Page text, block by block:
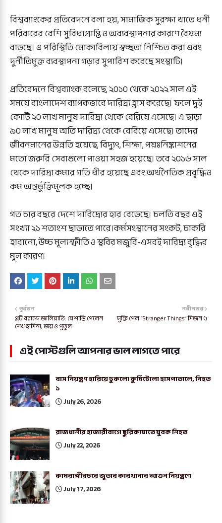
বিশ্বব্যাংকের প্রতিবেদনে বলা হয়, সামাজিক সুরক্ষা খাতে ধনী
পরিবারের বেশি সুবিধাপ্রাপ্তি ও অব্যবস্থাপনার কারণে বৈষম্য
বাড়ছে। এ পরিস্থিতি মোকাবিলায় স্বচ্ছতা নিশ্চিত করা এবং
দুর্নীতিমুক্ত ব্যবস্থাপনা গড়ার সুপারিশ করেছে সংস্থাটি।
প্রতিবেদনে বিশ্বব্যাংক বলেছে, ২০১০ থেকে ২০২২ সাল এই
সময়ে বাংলাদেশ ব্যাপকভাবে দারিদ্র্য হ্রাস করেছে। ফলে দুই
কোটি ২০ লাখ মানুষ দারিদ্র্য থেকে বেরিয়ে এসেছে। এ ছাড়া
৯০ লাখ মানুষ অতি দারিদ্র্য থেকে বেরিয়ে এসেছে। তাদের
জীবনমানের উন্নতি হয়েছে, বিদ্যুৎ, শিক্ষা, পয়ঃনিষ্কাশনের
মতো জরুরি সেবাগুলো পাওয়া সহজ হয়েছে। তবে ২০১৬ সাল
থেকে দারিদ্র্য কমার গতি ধীর হয়েছে এবং অর্থনৈতিক প্রবৃদ্ধিও
কম অন্তর্ভুক্তিমূলক হচ্ছে।
গত চার বছরে দেশে দারিদ্র্যের হার বেড়েছে। চলতি বছর এই
সংখ্যা ২১ শতাংশ ছাড়াতে পারে।কর্মসংস্থানের সংকট, চাকরি
হারানো, উচ্চ মূল্যস্ফীতি ও স্থবির মজুরি-এসবই দারিদ্র্য বৃদ্ধির
মূল কারণ।
নবীনতর
মুক্তি পেল “Stranger Things” সিজন ৫
পূর্বতন
প্লট বরাদ্দে জালিয়াতি: যে শাস্তি পেলেন
শেখ হাসিনা, জয় ও পুতুল
এই পোস্টগুলি আপনার ভাল লাগতে পারে
বাস নিয়ন্ত্রণ হারিয়ে ঢুকলো কুর্মিটোলা হাসপাতালে, নিহত
১
July 26, 2026
রাজধানীর হাজারীবাগে ছুরিকাঘাতে যুবক নিহত
July 22, 2026
কামরাঙ্গীরচরে জুতার কারখানার আগুন নিয়ন্ত্রণে
July 17, 2026